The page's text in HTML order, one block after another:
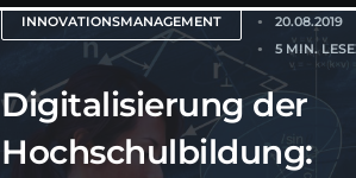
INNOVATIONSMANAGEMENT
20.08.2019
5 MIN.
Digitalisierung der
Hochschulbildung: